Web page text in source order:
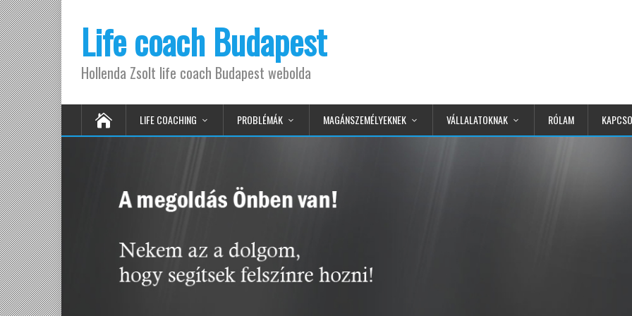
Life coach Budapest
Hollenda Zsolt life coach Budapest webolda
LIFE COACHING PROBLÉMÁK MAGÁNSZEMÉLYEKNEK VÁLLALATOKNAK RÓLAM